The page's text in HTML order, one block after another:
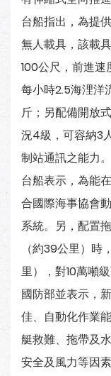
台船指出，為提
無人載具，該載
100公尺，前進
每小時2.5海浬洋
斤；另配備開放
況4級，可容納3
制站通訊之能力。
台船表示，為能
合國際海事協會
系統。另，配置
（約39公里）時
里），對10萬噸
國防部並表示，
佳、自動化作業
艇救難、拖帶及
安全及風力等因